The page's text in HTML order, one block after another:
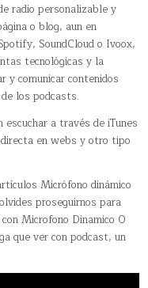
radio personalizable y
o blog, aun en
SoundCloud o Ivoox,
tecnológicas y la
y comunicar contenidos
los podcasts.
a través de iTunes
en webs y otro tipo
Micrófono dinámico
proseguirnos para
Microfono Dinamico O
que ver con podcast, un